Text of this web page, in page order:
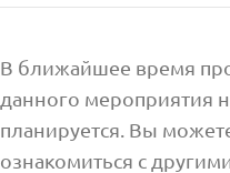
В ближайшее время
данного мероприятия
планируется. Вы
ознакомиться с